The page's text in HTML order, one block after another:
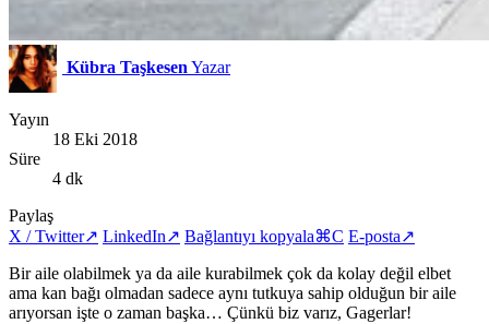
Kübra Taşkesen Yazar
Yayın
18 Eki 2018
Süre
4 dk
Paylaş
X / Twitter↗ LinkedIn↗ Bağlantıyı kopyala⌘C E-posta↗
Bir aile olabilmek ya da aile kurabilmek çok da kolay değil elbet
ama kan bağı olmadan sadece aynı tutkuya sahip olduğun bir aile
arıyorsan işte o zaman başka… Çünkü biz varız, Gagerlar!